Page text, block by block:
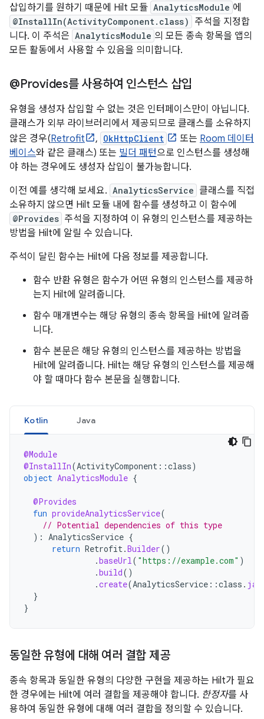
삽입하기를 원하기 때문에 Hilt 모듈 AnalyticsModule 에
@InstallIn(ActivityComponent.class)
주석을 지정합
니다. 이 주석은 AnalyticsModule 의 모든 종속 항목을 앱의
모든 활동에서 사용할 수 있음을 의미합니다.
@Provides를 사용하여 인스턴스 삽입
유형을 생성자 삽입할 수 없는 것은 인터페이스만이 아닙니다.
클래스가 외부 라이브러리에서 제공되므로 클래스를 소유하지
않은 경우(Retrofit , OkHttpClient 또는 Room 데이터
베이스와 같은 클래스) 또는 빌더 패턴으로 인스턴스를 생성해
야 하는 경우에도 생성자 삽입이 불가능합니다.
이전 예를 생각해 보세요. AnalyticsService 클래스를 직접
소유하지 않으면 Hilt 모듈 내에 함수를 생성하고 이 함수에
@Provides 주석을 지정하여 이 유형의 인스턴스를 제공하는
방법을 Hilt에 알릴 수 있습니다.
주석이 달린 함수는 Hilt에 다음 정보를 제공합니다.
함수 반환 유형은 함수가 어떤 유형의 인스턴스를 제공하
는지 Hilt에 알려줍니다.
함수 매개변수는 해당 유형의 종속 항목을 Hilt에 알려줍
니다.
함수 본문은 해당 유형의 인스턴스를 제공하는 방법을
Hilt에 알려줍니다. Hilt는 해당 유형의 인스턴스를 제공해
야 할 때마다 함수 본문을 실행합니다.
Kotlin Java
@Module
@InstallIn(ActivityComponent ::class)
object AnalyticsModule {
@Provides
fun provideAnalyticsService(
// Potential dependencies of this type
): AnalyticsService {
return Retrofit.Builder()
.baseUrl( "https://example.com" )
.build()
.create(AnalyticsService ::class .
}
}
동일한 유형에 대해 여러 결합 제공
종속 항목과 동일한 유형의 다양한 구현을 제공하는 Hilt가 필요
한 경우에는 Hilt에 여러 결합을 제공해야 합니다. 한정자를 사
용하여 동일한 유형에 대해 여러 결합을 정의할 수 있습니다.